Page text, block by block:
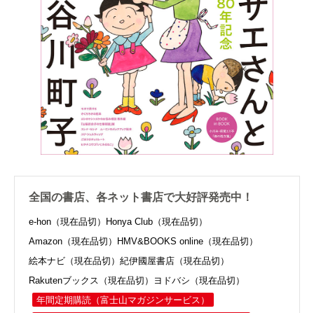
全国の書店、各ネット書店で大好評発売中！
e-hon（現在品切）
Honya Club（現在品切）
Amazon（現在品切）
HMV&BOOKS online（現在品切）
絵本ナビ（現在品切） 紀伊國屋書店（現在品切）
Rakutenブックス（現在品切）
ヨドバシ（現在品切）
年間定期購読 （富士山マガジンサービス）